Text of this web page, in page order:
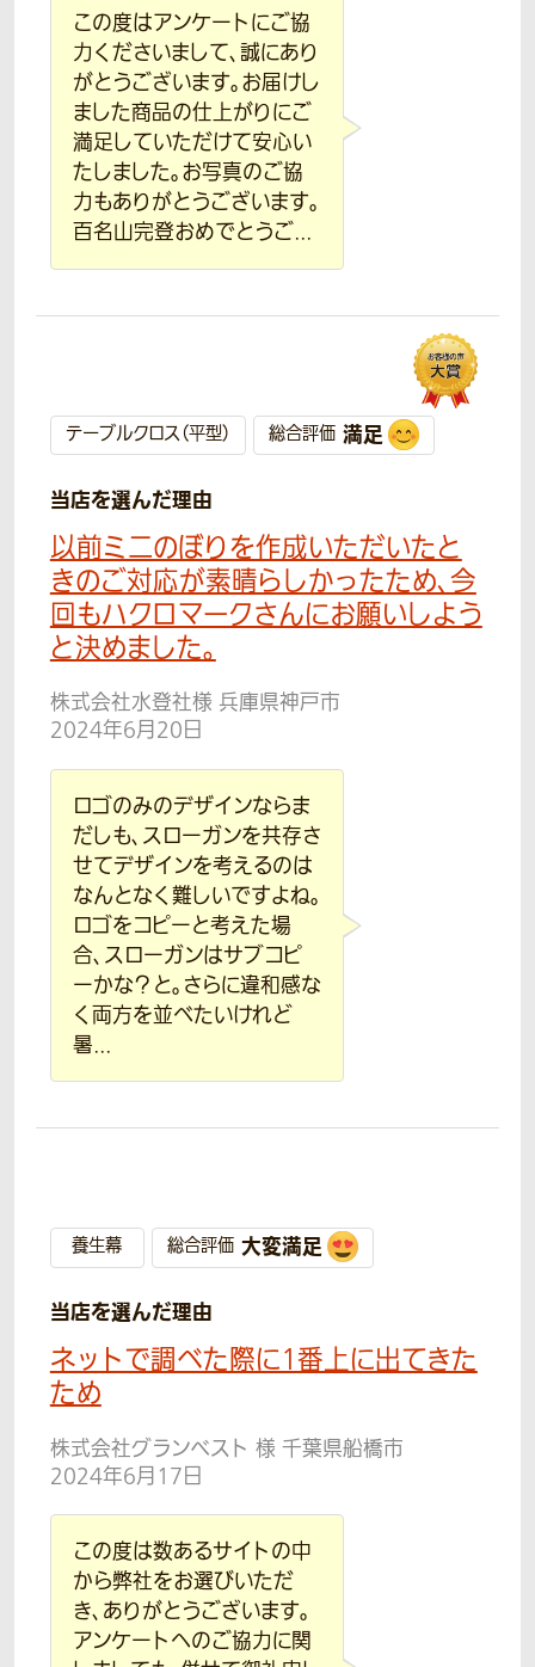
この度はアンケートにご協
力くださいまして、誠にあり
がとうございます。お届けし
ました商品の仕上がりにご
満足していただけて安心い
たしました。お写真のご協
力もありがとうございます。
百名山完登おめでとうご...
テーブルクロス（平型） 総合評価 満足
当店を選んだ理由
以前ミニのぼりを作成いただいたと
きのご対応が素晴らしかったため、今
回もハクロマークさんにお願いしよう
と決めました。
株式会社水登社様 兵庫県神戸市
2024年6月20日
ロゴのみのデザインならま
だしも、スローガンを共存さ
せてデザインを考えるのは
なんとなく難しいですよね。
ロゴをコピーと考えた場
合、スローガンはサブコピ
ーかな？と。さらに違和感な
く両方を並べたいけれど
暑...
養生幕 総合評価 大変満足
当店を選んだ理由
ネットで調べた際に1番上に出てきた
ため
株式会社グランベスト 様 千葉県船橋市
2024年6月17日
この度は数あるサイトの中
から弊社をお選びいただ
き、ありがとうございます。
アンケートへのご協力に関